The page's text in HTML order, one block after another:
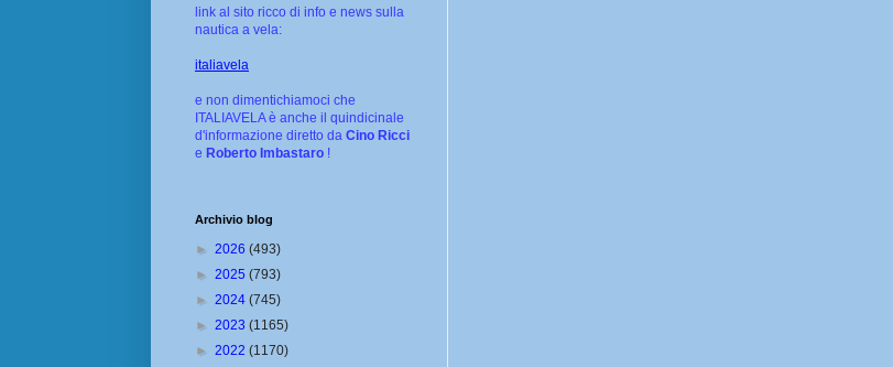
link al sito ricco di info e news sulla
nautica a vela:
italiavela
e non dimentichiamoci che
ITALIAVELA è anche il quindicinale
d'informazione diretto da Cino Ricci
e Roberto Imbastaro !
Archivio blog
► 2026 (493)
► 2025 (793)
► 2024 (745)
► 2023 (1165)
► 2022 (1170)